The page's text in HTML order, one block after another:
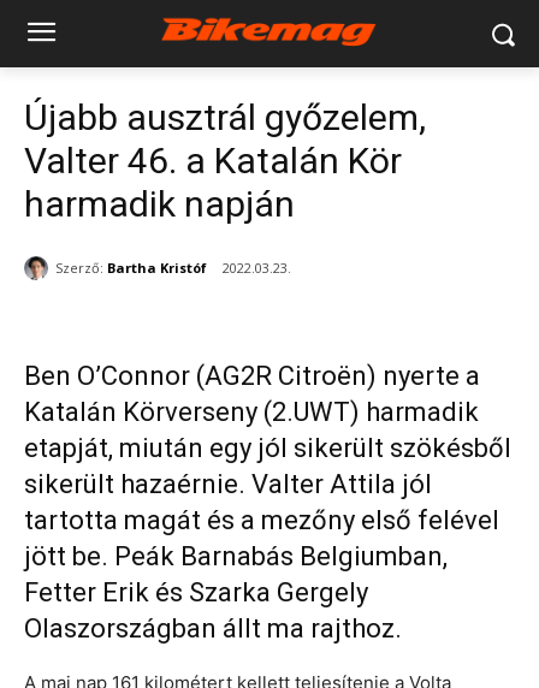
Újabb ausztrál győzelem,
Valter 46. a Katalán Kör
harmadik napján
Szerző: Bartha Kristóf 2022.03.23.
Ben O’Connor (AG2R Citroën) nyerte a
Katalán Körverseny (2.UWT) harmadik
etapját, miután egy jól sikerült szökésből
sikerült hazaérnie. Valter Attila jól
tartotta magát és a mezőny első felével
jött be. Peák Barnabás Belgiumban,
Fetter Erik és Szarka Gergely
Olaszországban állt ma rajthoz.
A mai nap 161 kilométert kellett teljesítenie a Volta